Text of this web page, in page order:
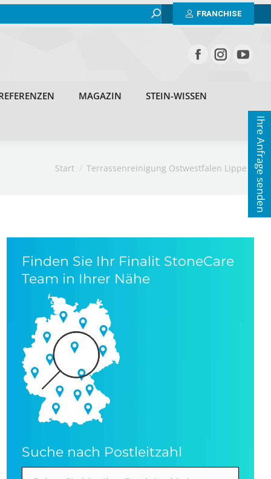
Search: FRANCHISE
MAGAZIN STEIN-WISSEN
Sie befinden sich hier:
Start Terrassenreinigung Ostwestfalen Lippe
Finden Sie Ihr Finalit StoneCare
Team in Ihrer Nähe
Suche nach Postleitzahl
Ihre Anfrage senden
ERFAHRUNGEN REFERENZEN